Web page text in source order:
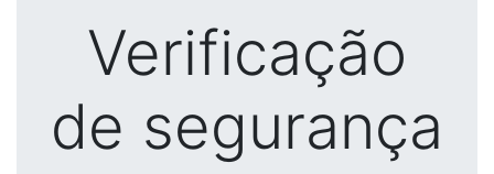
Verificação
de segurança